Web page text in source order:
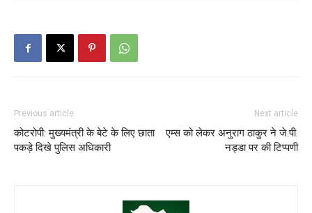
Previous article
कोटरोपी: मुख्यमंत्री के बेटे के लिए छाता
पकड़े दिखे पुलिस अधिकारी
Next article
एम्स को लेकर अनुराग ठाकुर ने जे.पी.
नड्डा पर की टिप्पणी